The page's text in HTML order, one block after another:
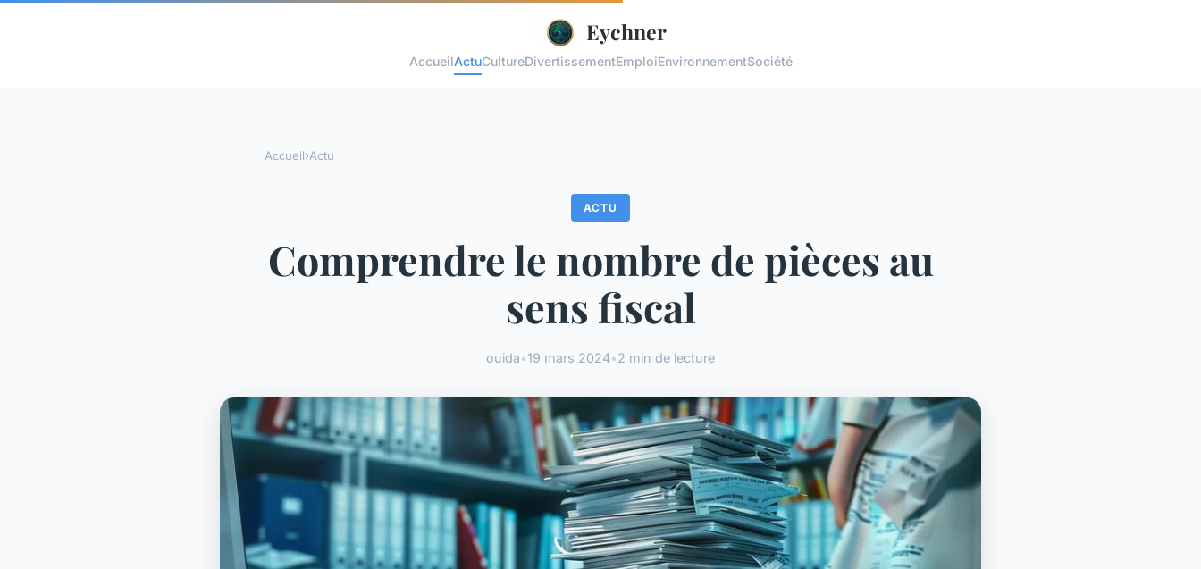
Eychner
AccueilActuCultureDivertissementEmploiEnvironnementSociété
Accueil›Actu
ACTU
Comprendre le nombre de pièces au
sens fiscal
ouida•19 mars 2024•2 min de lecture